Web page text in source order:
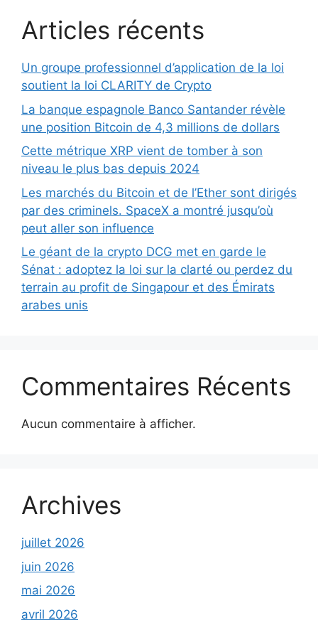
Articles récents
Un groupe professionnel d’application de la loi
soutient la loi CLARITY de Crypto
La banque espagnole Banco Santander révèle
une position Bitcoin de 4,3 millions de dollars
Cette métrique XRP vient de tomber à son
niveau le plus bas depuis 2024
Les marchés du Bitcoin et de l’Ether sont dirigés
par des criminels. SpaceX a montré jusqu’où
peut aller son influence
Le géant de la crypto DCG met en garde le
Sénat : adoptez la loi sur la clarté ou perdez du
terrain au profit de Singapour et des Émirats
arabes unis
Commentaires Récents
Aucun commentaire à afficher.
Archives
juillet 2026
juin 2026
mai 2026
avril 2026